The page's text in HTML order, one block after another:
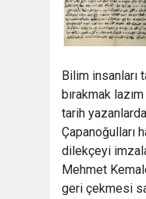
Bilim insanları
bırakmak
tarih
Çapanoğulları
dilekçeyi
Mehmet
geri çekmesi